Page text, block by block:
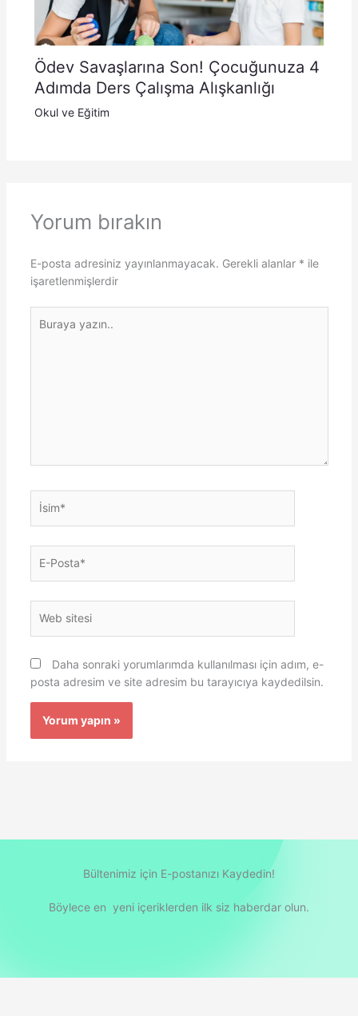
Ödev Savaşlarına Son! Çocuğunuza 4
Adımda Ders Çalışma Alışkanlığı
Okul ve Eğitim
Yorum bırakın
E-posta adresiniz yayınlanmayacak. Gerekli alanlar * ile
işaretlenmişlerdir
yazın..
Posta*
sitesi
Daha sonraki yorumlarımda kullanılması için adım, e-
posta adresim ve site adresim bu tarayıcıya kaydedilsin.
Bültenimiz için E-postanızı Kaydedin!
Böylece en yeni içeriklerden ilk siz haberdar olun.